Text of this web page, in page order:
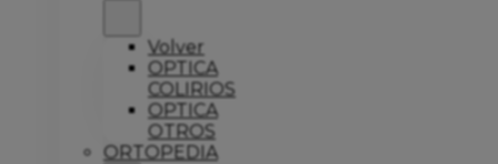
Volver
OPTICA
COLIRIOS
OPTICA
OTROS
ORTOPEDIA